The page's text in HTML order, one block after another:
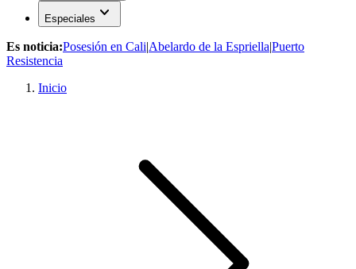
Especiales expand_more
Es noticia:Posesión en Cali|Abelardo de la Espriella|Puerto
Resistencia
Inicio